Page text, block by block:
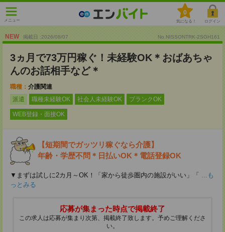
メニュー
0
気になる！ ログイン
NEW 掲載日 :2026/08/07 No.NISSONTRK-2SGH161
3ヵ月で73万円稼ぐ！未経験OK＊おばあちゃ
んのお話相手など＊
職種： 介護関連
派遣
職種未経験OK 社会人未経験OK ブランクOK
WEB登録・面接OK
【短期間でガッツリ稼ぐなら介護】
年齢・学歴不問＊日払いOK＊電話登録OK
▼まずは試しに2カ月～OK！「家から徒歩圏内の施設がいい」「 ...も
っとみる
応募が集まった時点で掲載終了
この求人は応募が集まり次第、掲載終了致します。予めご理解くださ
い。